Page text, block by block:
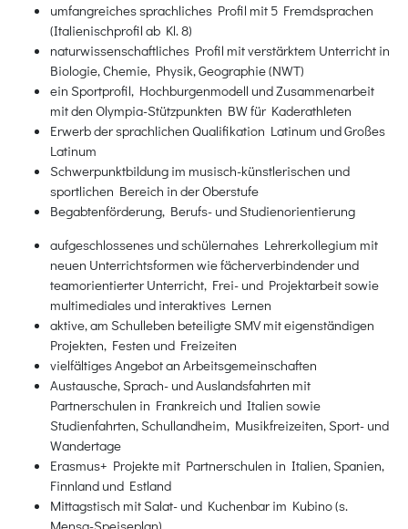
umfangreiches sprachliches Profil mit 5 Fremdsprachen
(Italienischprofil ab Kl. 8)
naturwissenschaftliches Profil mit verstärktem Unterricht in
Biologie, Chemie, Physik, Geographie (NWT)
ein Sportprofil, Hochburgenmodell und Zusammenarbeit
mit den Olympia-Stützpunkten BW für Kaderathleten
Erwerb der sprachlichen Qualifikation Latinum und Großes
Latinum
Schwerpunktbildung im musisch-künstlerischen und
sportlichen Bereich in der Oberstufe
Begabtenförderung, Berufs- und Studienorientierung
aufgeschlossenes und schülernahes Lehrerkollegium mit
neuen Unterrichtsformen wie fächerverbindender und
teamorientierter Unterricht, Frei- und Projektarbeit sowie
multimediales und interaktives Lernen
aktive, am Schulleben beteiligte SMV mit eigenständigen
Projekten, Festen und Freizeiten
vielfältiges Angebot an Arbeitsgemeinschaften
Austausche, Sprach- und Auslandsfahrten mit
Partnerschulen in Frankreich und Italien sowie
Studienfahrten, Schullandheim, Musikfreizeiten, Sport- und
Wandertage
Erasmus+ Projekte mit Partnerschulen in Italien, Spanien,
Finnland und Estland
Mittagstisch mit Salat- und Kuchenbar im Kubino (s.